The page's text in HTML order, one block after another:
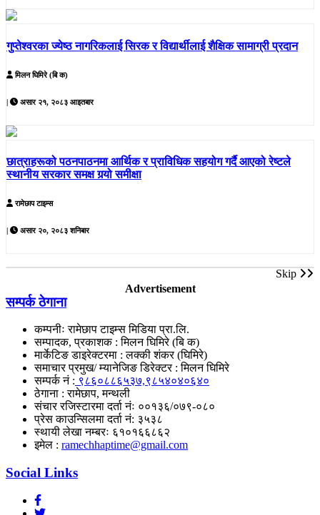
गुप्तेश्वरका ज्येष्ठ नागरिकलाई सिरक र विद्यार्थीलाई शैक्षिक सामाग्री प्रदान
मिलन घिमिरे (बि क)
| असार २१, २०८३ आइतबार
छात्राहरूको पठनपाठनमा आर्थिक र प्राविधिक सहयोग गर्दै आएको रेष्टले
स्थानीय सरकार समक्ष गर्‍यो समीक्षा
रामेछाप टाइम्स
| असार २०, २०८३ शनिबार
Skip
Advertisement
सम्पर्क ठेगाना
कम्पनीः रामेछाप टाइम्स मिडिया प्रा‌.लि.
सम्पादक, प्रकाशक : मिलन घिमिरे (बि क)
मार्केटिङ डाइरेक्टरमा : लक्की शंकर (घिमिरे)
समाचार प्रमुख/ म्यानेजिङ डिरेक्टर : मिलन घिमिरे
सम्पर्क नं : ९८६०८८६५३७,९८५४०४०६४०
ठेगाना : रामेछाप, मन्थली
संचार रजिस्टारमा दर्ता नंः ००१३६/०७९-०८०
प्रेस काउन्सिलमा दर्ता नं: ३५३८
स्थायी लेखा नम्बरः ६१०१६६८६२
इमेल : ramechhaptime@gmail.com
Social Links